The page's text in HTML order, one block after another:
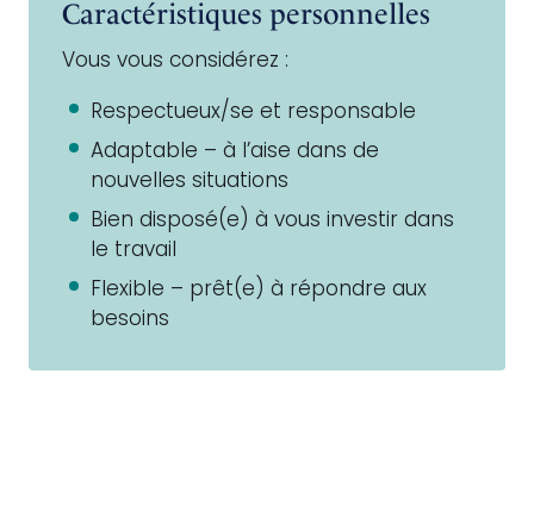
Caractéristiques personnelles
Vous vous considérez :
Respectueux/se et responsable
Adaptable – à l’aise dans de
nouvelles situations
Bien disposé(e) à vous investir dans
le travail
Flexible – prêt(e) à répondre aux
besoins